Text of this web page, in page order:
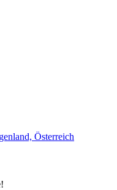
Österreich